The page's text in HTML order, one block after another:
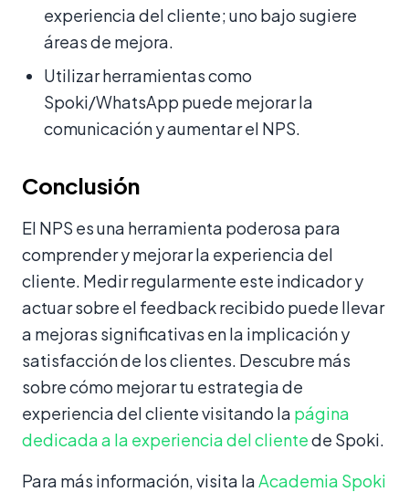
experiencia del cliente; uno bajo sugiere
áreas de mejora.
Utilizar herramientas como
Spoki/WhatsApp puede mejorar la
comunicación y aumentar el NPS.
Conclusión
El NPS es una herramienta poderosa para
comprender y mejorar la experiencia del
cliente. Medir regularmente este indicador y
actuar sobre el feedback recibido puede llevar
a mejoras significativas en la implicación y
satisfacción de los clientes. Descubre más
sobre cómo mejorar tu estrategia de
experiencia del cliente visitando la página
dedicada a la experiencia del clientede Spoki.
Para más información, visita laAcademia Spoki